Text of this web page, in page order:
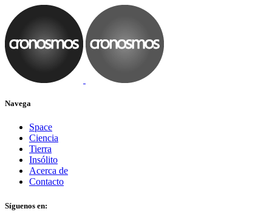
Navega
Space
Ciencia
Tierra
Insólito
Acerca de
Contacto
Síguenos en: